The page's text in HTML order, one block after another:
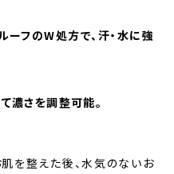
フのW処方で、汗・水に強
濃さを調整可能。
を整えた後、水気のないお